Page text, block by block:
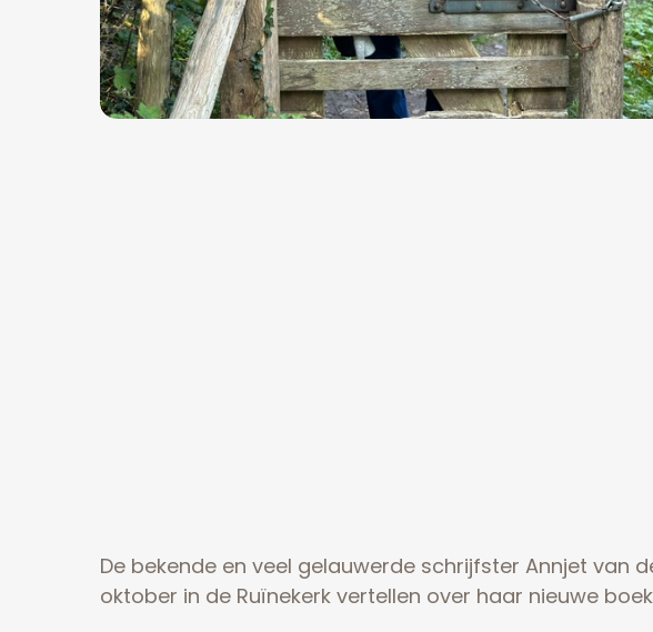
De bekende en veel gelauwerde schrijfster Annjet van
oktober in de Ruïnekerk vertellen over haar nieuwe boek